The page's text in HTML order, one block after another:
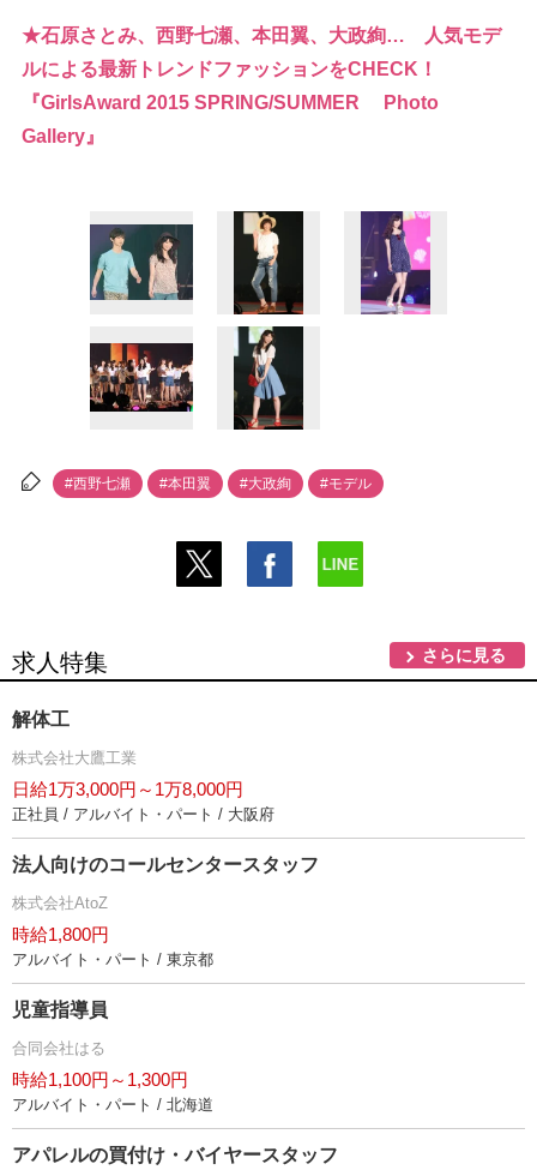
★石原さとみ、西野七瀬、本田翼、大政絢… 人気モデ
ルによる最新トレンドファッションをCHECK！
『GirlsAward 2015 SPRING/SUMMER Photo
Gallery』
#西野七瀬 #本田翼 #大政絢 #モデル
求人特集 さらに見る
解体工
株式会社大鷹工業
日給1万3,000円～1万8,000円
正社員 / アルバイト・パート / 大阪府
法人向けのコールセンタースタッフ
株式会社AtoZ
時給1,800円
アルバイト・パート / 東京都
児童指導員
合同会社はる
時給1,100円～1,300円
アルバイト・パート / 北海道
アパレルの買付け・バイヤースタッフ